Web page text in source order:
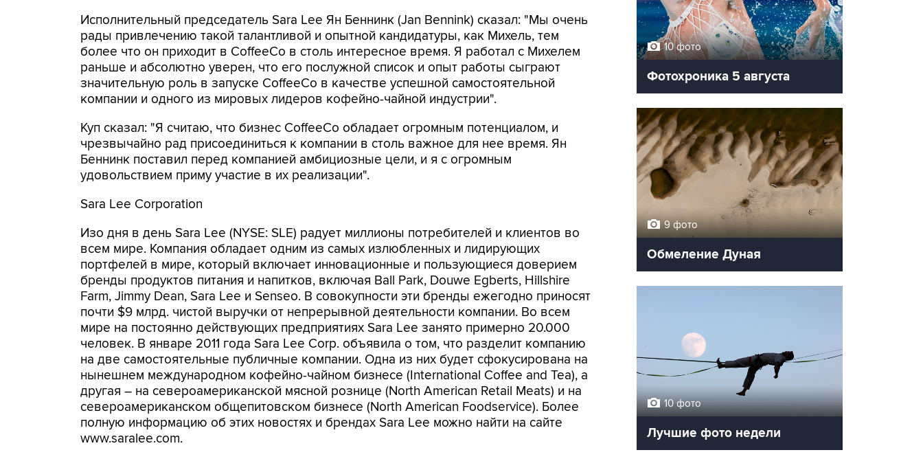
Исполнительный председатель Sara Lee Ян Беннинк (Jan Bennink) сказал: "Мы очень
рады привлечению такой талантливой и опытной кандидатуры, как Михель, тем
более что он приходит в CoffeeCo в столь интересное время. Я работал с Михелем
раньше и абсолютно уверен, что его послужной список и опыт работы сыграют
значительную роль в запуске CoffeeCo в качестве успешной самостоятельной
компании и одного из мировых лидеров кофейно-чайной индустрии".
Куп сказал: "Я считаю, что бизнес CoffeeCo обладает огромным потенциалом, и
чрезвычайно рад присоединиться к компании в столь важное для нее время. Ян
Беннинк поставил перед компанией амбициозные цели, и я с огромным
удовольствием приму участие в их реализации".
Sara Lee Corporation
Изо дня в день Sara Lee (NYSE: SLE) радует миллионы потребителей и клиентов во
всем мире. Компания обладает одним из самых излюбленных и лидирующих
портфелей в мире, который включает инновационные и пользующиеся доверием
бренды продуктов питания и напитков, включая Ball Park, Douwe Egberts, Hillshire
Farm, Jimmy Dean, Sara Lee и Senseo. В совокупности эти бренды ежегодно приносят
почти $9 млрд. чистой выручки от непрерывной деятельности компании. Во всем
мире на постоянно действующих предприятиях Sara Lee занято примерно 20.000
человек. В январе 2011 года Sara Lee Corp. объявила о том, что разделит компанию
на две самостоятельные публичные компании. Одна из них будет сфокусирована на
нынешнем международном кофейно-чайном бизнесе (International Coffee and Tea), а
другая – на североамериканской мясной рознице (North American Retail Meats) и на
североамериканском общепитовском бизнесе (North American Foodservice). Более
полную информацию об этих новостях и брендах Sara Lee можно найти на сайте
www.saralee.com.
10 фото
Фотохроника 5 августа
9 фото
Обмеление Дуная
10 фото
Лучшие фото недели